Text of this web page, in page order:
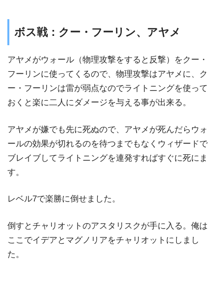
ボス戦：クー・フーリン、アヤメ
アヤメがウォール（物理攻撃をすると反撃）をクー・
フーリンに使ってくるので、物理攻撃はアヤメに、ク
ー・フーリンは雷が弱点なのでライトニングを使って
おくと楽に二人にダメージを与える事が出来る。
アヤメが嫌でも先に死ぬので、アヤメが死んだらウォ
ールの効果が切れるのを待つまでもなくウィザードで
ブレイブしてライトニングを連発すればすぐに死にま
す。
レベル7で楽勝に倒せました。
倒すとチャリオットのアスタリスクが手に入る。俺は
ここでイデアとマグノリアをチャリオットにしまし
た。